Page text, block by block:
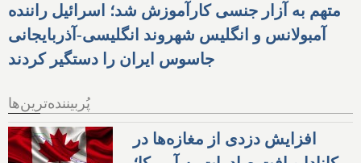
متهم به آزار جنسی کارآموزش شد؛ اسرائیل راننده
آمبولانس و انگلیس شهروند انگلیسی-آذربایجانی
جاسوس ایران را دستگیر کردند
پُربیننده‌ترین‌ها
افزایش دزدی از مغازه‌ها در